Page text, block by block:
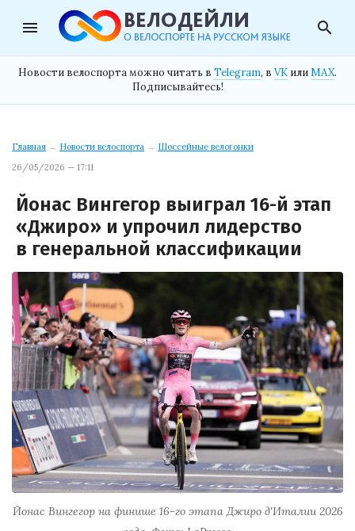
menu search
Новости велоспорта можно читать в Telegram, в VK илиMAX.
Подписывайтесь!
Главная → Новости велоспорта → Шоссейные велогонки
26/05/2026 — 17:11
Йонас Вингегор выиграл 16-й этап
«Джиро» и упрочил лидерство
в генеральной классификации
Йонас Вингегор на финише 16-го этапа Джиро д'Италии 2026